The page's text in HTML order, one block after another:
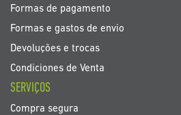
Formas de pagamento
Formas e gastos de envio
Devoluções e trocas
Condiciones de Venta
SERVIÇOS
Compra segura